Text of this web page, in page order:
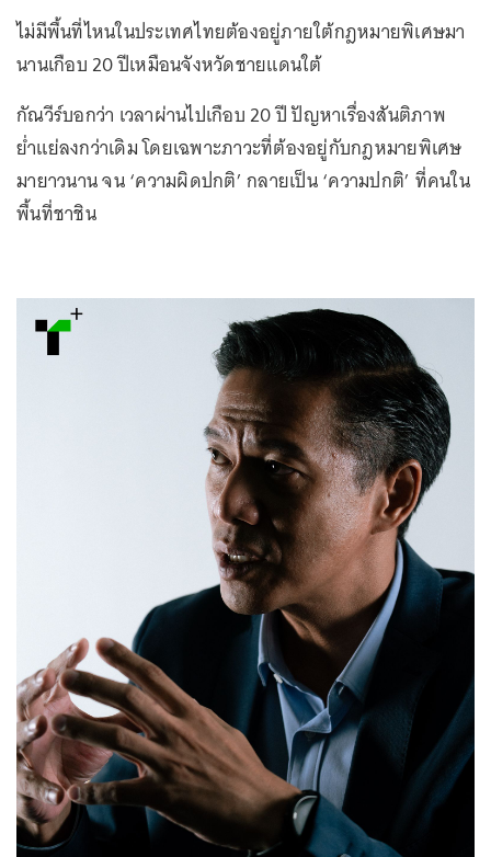
ไม่มีพื้นที่ไหนในประเทศไทยต้องอยู่ภายใต้กฎหมายพิเศษมา
นานเกือบ 20 ปีเหมือนจังหวัดชายแดนใต้
กัณวีร์บอกว่า เวลาผ่านไปเกือบ 20 ปี ปัญหาเรื่องสันติภาพ
ย่ำแย่ลงกว่าเดิม โดยเฉพาะภาวะที่ต้องอยู่กับกฎหมายพิเศษ
มายาวนาน จน ‘ความผิดปกติ’ กลายเป็น ‘ความปกติ’ ที่คนใน
พื้นที่ชาชิน